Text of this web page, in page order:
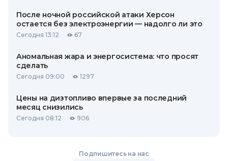
После ночной российской атаки Херсон
остается без электроэнергии — надолго ли это
Сегодня 13:12 67
Аномальная жара и энергосистема: что просят
сделать
Сегодня 09:00 1297
Цены на дизтопливо впервые за последний
месяц снизились
Сегодня 08:12 906
Подпишитесь на нас